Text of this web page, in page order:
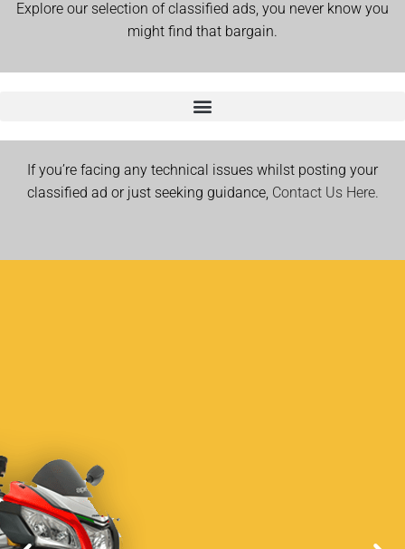
Explore our selection of classified ads, you never know you
might find that bargain.
If you’re facing any technical issues whilst posting your
classified ad or just seeking guidance, Contact Us Here.